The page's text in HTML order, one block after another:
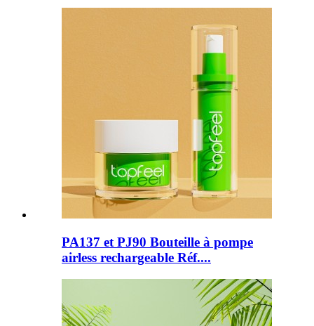
PA137 et PJ90 Bouteille à pompe
airless rechargeable Réf....